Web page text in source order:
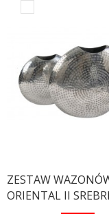
ZESTAW
ORIENTAL II